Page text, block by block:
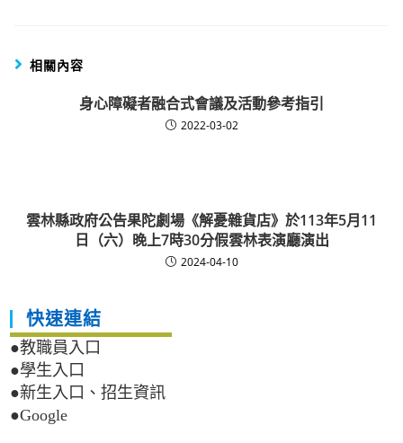
相關內容
身心障礙者融合式會議及活動參考指引
2022-03-02
雲林縣政府公告果陀劇場《解憂雜貨店》於113年5月11
日（六）晚上7時30分假雲林表演廳演出
2024-04-10
快速連結
●教職員入口
●學生入口
●新生入口、招生資訊
●Google